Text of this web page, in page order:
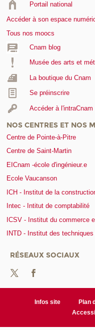
Portail national
Accéder à son espace
Tous nos moocs
Cnam blog
Musée des arts et
La boutique du Cnam
Se préinscrire
Accéder à l'intraCnam
NOS CENTRES ET NOS
Centre de Pointe-à-Pitre
Centre de Saint-Martin
EICnam -école d'ingénieur.e
Ecole Vaucanson
ICH - Institut de la
Intec - Intitut de comptabilité
ICSV - Institut du commerce
INTD - Institut des
RÉSEAUX SOCIAUX
Infos site Plan